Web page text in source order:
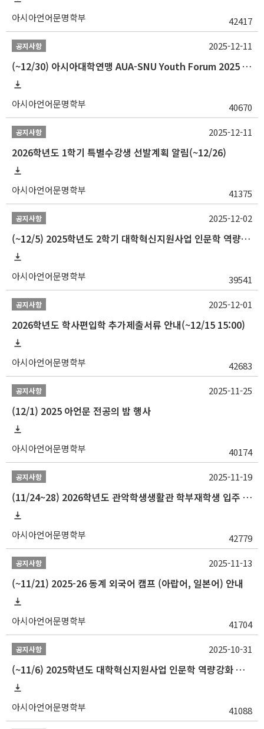
아시아언어문명학부 42417
공지사항
(~12/30) 아시아대학연맹 AUA-SNU Youth Forum 2025 참가자 선발 안내
아시아언어문명학부 40670
2025-12-11
공지사항
2026학년도 1학기 특별수강생 선발계획 알림(~12/26)
아시아언어문명학부 41375
2025-12-11
공지사항
(~12/5) 2025학년도 2학기 대학혁신지원사업 인문학 역량강화 국제학술대회 참가 경비 지원 안내(2차)
아시아언어문명학부 39541
2025-12-02
공지사항
2026학년도 학사편입학 추가제출서류 안내(~12/15 15:00)
아시아언어문명학부 42683
2025-12-01
공지사항
(12/1) 2025 아언문 전공의 밤 행사
아시아언어문명학부 40174
2025-11-25
공지사항
(11/24~28) 2026학년도 관악학생생활관 학부재학생 입주 신청 일정 안내
아시아언어문명학부 42779
2025-11-19
공지사항
(~11/21) 2025-26 동계 외국어 캠프 (아랍어, 일본어) 안내
아시아언어문명학부 41704
2025-11-13
공지사항
(~11/6) 2025학년도 대학혁신지원사업 인문학 역량강화 동계 인턴십 참가자 선발 안내
아시아언어문명학부 41088
2025-10-31